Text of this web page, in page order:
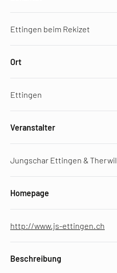
Ettingen beim Rekizet
Ort
Ettingen
Veranstalter
Jungschar Ettingen & Therwil
Homepage
http://www.js-ettingen.ch
Beschreibung